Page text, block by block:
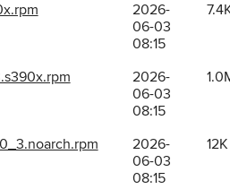
2026-
06-03
08:15
2026-
06-03
08:15
2026-
06-03
08:15
12K